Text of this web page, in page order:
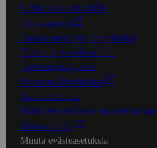
S-Business yrityksille
Oiva-raportit
Osuuskauppojen yhteystiedot
Tilaus- ja toimitusehdot
Tietosuojakäytäntö
Palvelun käyttöehdot
Saavutettavuus
Mobiilisovelluksen saavutettavuus
Mainostajalle
Muuta evästeasetuksia